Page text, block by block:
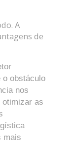
A
de
o obstáculo
nos
otimizar as
mais